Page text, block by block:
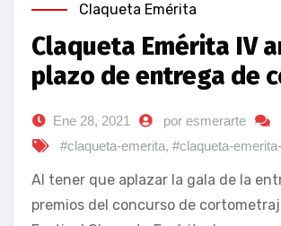
Claqueta Emérita
Claqueta Emérita IV
plazo de entrega de
Ene 28, 2021 por esmerarte
#claqueta-emerita, #claqueta-
Al tener que aplazar la gala de la
premios del concurso de